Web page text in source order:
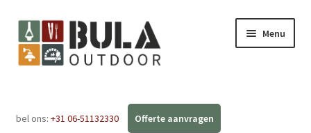
Menu
Webshop
bel ons: +31 06-51132330